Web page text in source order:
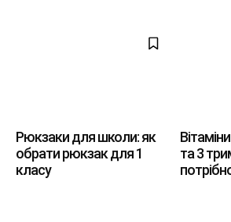
Рюкзаки для школи: як
обрати рюкзак для 1
класу
та 3